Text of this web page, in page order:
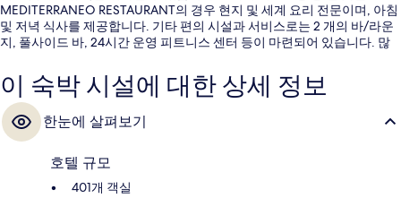
MEDITERRANEO RESTAURANT의 경우 현지 및 세계 요리 전문이며, 아침
및 저녁 식사를 제공합니다. 기타 편의 시설과 서비스로는 2 개의 바/라운
지, 풀사이드 바, 24시간 운영 피트니스 센터 등이 마련되어 있습니다. 많
다.
이 숙박 시설에 대한 상세 정보
한눈에 살펴보기
호텔 규모
401개 객실